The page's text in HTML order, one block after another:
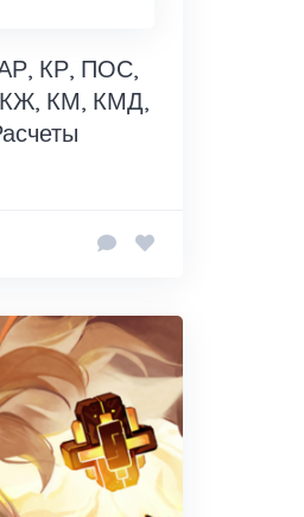
КР, ПОС,
КМ, КМД,